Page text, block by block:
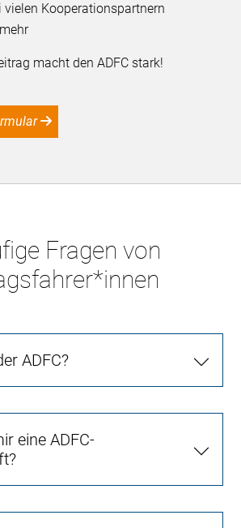
vielen Kooperationspartnern
macht den ADFC stark!
Fragen von
ADFC?
eine ADFC-